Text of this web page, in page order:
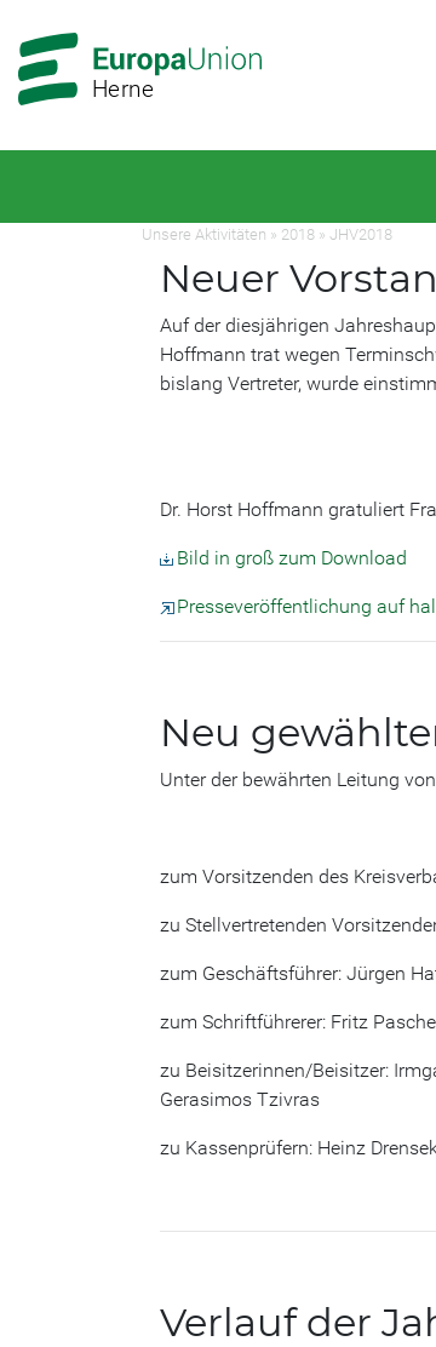
Hauptnavigation
Hauptbereich
Herne
Unsere Aktivitäten » 2018 » JHV2018
Neuer
Auf der diesjährigen
Hoffmann trat wegen
bislang Vertreter, wurde
Dr. Horst Hoffmann gratuliert
Bild in groß zum Download
Presseveröffentlichung auf
Neu
Unter der bewährten Leitung
zum Vorsitzenden des
zu Stellvertretenden
zum Geschäftsführer: Jürgen
zum Schriftführerer: Fritz
zu Beisitzerinnen/Beisitzer:
Gerasimos Tzivras
zu Kassenprüfern: Heinz
Verlauf der